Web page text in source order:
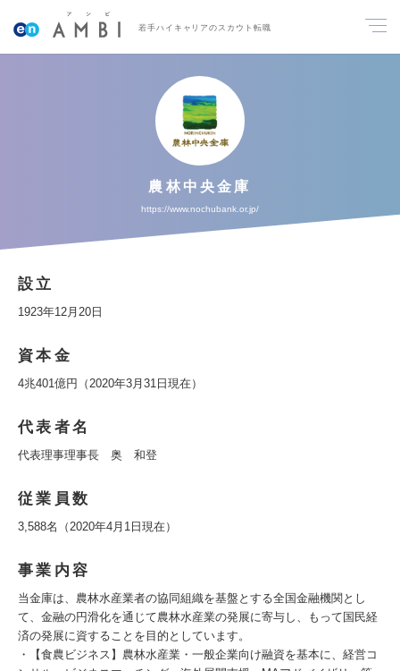
若手ハイキャリアのスカウト転職
農林中央金庫
https://www.nochubank.or.jp/
設立
1923年12月20日
資本金
4兆401億円（2020年3月31日現在）
代表者名
代表理事理事長 奥 和登
従業員数
3,588名（2020年4月1日現在）
事業内容
当金庫は、農林水産業者の協同組織を基盤とする全国金融機関とし
て、金融の円滑化を通じて農林水産業の発展に寄与し、もって国民経
済の発展に資することを目的としています。
・【食農ビジネス】農林水産業・一般企業向け融資を基本に、経営コ